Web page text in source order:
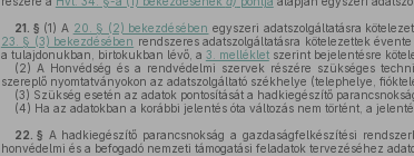
21. § (1) A 20. § (2) bekezdésében egyszeri adatszolgáltatásra
23. § (3) bekezdésében rendszeres adatszolgáltatásra kötelezettek
a tulajdonukban, birtokukban lévő, a 3. mellékletszerint bejelentésre
(2) A Honvédség és a rendvédelmi szervek részére szükséges
szereplő nyomtatványokon az adatszolgáltató székhelye (telephelye,
(3) Szükség esetén az adatok pontosítását a hadkiegészítő
(4) Ha az adatokban a korábbi jelentés óta változás nem történt, a
22. § A hadkiegészítő parancsnokság a gazdaságfelkészítési
honvédelmi és a befogadó nemzeti támogatási feladatok tervezéséhez